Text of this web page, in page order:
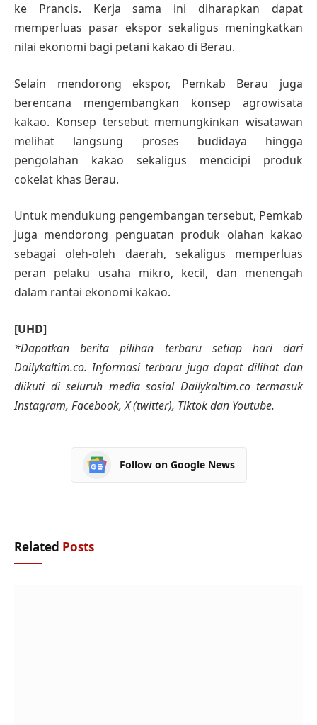
ke Prancis. Kerja sama ini diharapkan dapat
memperluas pasar ekspor sekaligus meningkatkan
nilai ekonomi bagi petani kakao di Berau.
Selain mendorong ekspor, Pemkab Berau juga
berencana mengembangkan konsep agrowisata
kakao. Konsep tersebut memungkinkan wisatawan
melihat langsung proses budidaya hingga
pengolahan kakao sekaligus mencicipi produk
cokelat khas Berau.
Untuk mendukung pengembangan tersebut, Pemkab
juga mendorong penguatan produk olahan kakao
sebagai oleh-oleh daerah, sekaligus memperluas
peran pelaku usaha mikro, kecil, dan menengah
dalam rantai ekonomi kakao.
[UHD]
*Dapatkan berita pilihan terbaru setiap hari dari
Dailykaltim.co. Informasi terbaru juga dapat dilihat dan
diikuti di seluruh media sosial Dailykaltim.co termasuk
Instagram, Facebook, X (twitter), Tiktok dan Youtube.
Follow on Google News
Related Posts